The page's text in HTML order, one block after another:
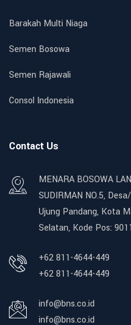
Barakah Multi Niaga
Semen Bosowa
Semen Rajawali
Consol Indonesia
Contact Us
MENARA BOSOWA
SUDIRMAN NO.5,
Ujung Pandang, Kota
Selatan, Kode Pos:
+62 811-4644-449
+62 811-4644-449
info@bns.co.id
info@bns.co.id